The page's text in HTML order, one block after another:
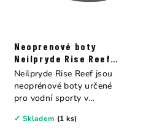
Neoprenové boty
Neilpryde Rise Reef
2mm
✓ Skladem (1 ks)
Neilpryde Rise Reef jsou
neoprénové boty určené
pro vodní sporty v